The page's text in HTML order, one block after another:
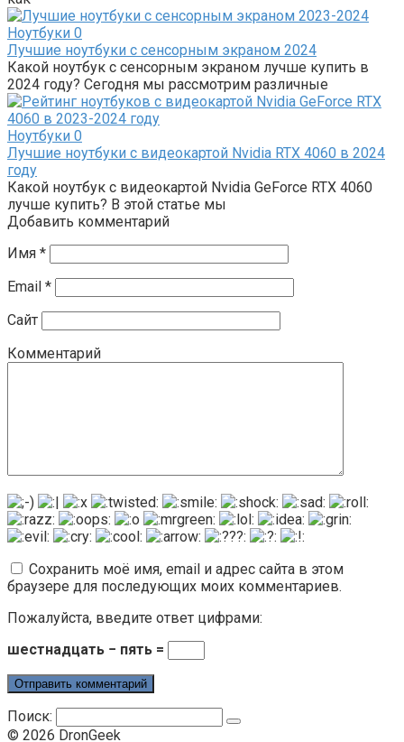
Ноутбуки 0
Лучшие ноутбуки с сенсорным экраном 2024
Какой ноутбук с сенсорным экраном лучше купить в
2024 году? Сегодня мы рассмотрим различные
Ноутбуки 0
Лучшие ноутбуки с видеокартой Nvidia RTX 4060 в 2024
году
Какой ноутбук с видеокартой Nvidia GeForce RTX 4060
лучше купить? В этой статье мы
Добавить комментарий
Имя *
Email *
Сайт
Комментарий
Сохранить моё имя, email и адрес сайта в этом
браузере для последующих моих комментариев.
Пожалуйста, введите ответ цифрами:
шестнадцать − пять =
Поиск:
© 2026 DronGeek